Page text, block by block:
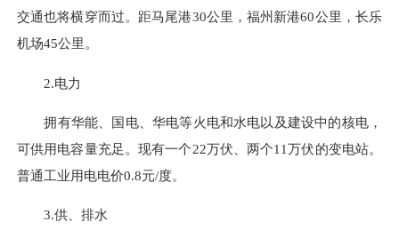
交通也将横穿而过。距马尾港30公里，福州新港60公里，长乐
机场45公里。
2.电力
拥有华能、国电、华电等火电和水电以及建设中的核电，
可供用电容量充足。现有一个22万伏、两个11万伏的变电站。
普通工业用电电价0.8元/度。
3.供、排水